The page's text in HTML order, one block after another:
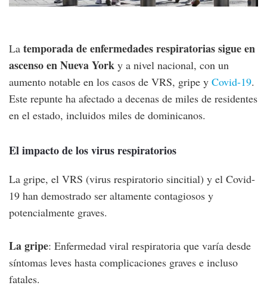
La temporada de enfermedades respiratorias sigue en
ascenso en Nueva York y a nivel nacional, con un
aumento notable en los casos de VRS, gripe y Covid-19.
Este repunte ha afectado a decenas de miles de residentes
en el estado, incluidos miles de dominicanos.
El impacto de los virus respiratorios
La gripe, el VRS (virus respiratorio sincitial) y el Covid-
19 han demostrado ser altamente contagiosos y
potencialmente graves.
La gripe: Enfermedad viral respiratoria que varía desde
síntomas leves hasta complicaciones graves e incluso
fatales.